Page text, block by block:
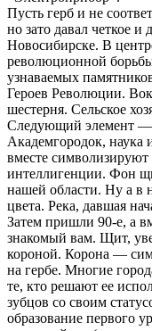
Пусть герб и не
но зато давал четкое и
Новосибирске. В
революционной
узнаваемых
Героев Революции.
шестерня. Сельское
Следующий элемент —
Академгородок, наука
вместе символизируют
интеллигенции. Фон
нашей области. Ну а в
цвета. Река, давшая
Затем пришли 90-е, а
знакомый вам. Щит,
короной. Корона —
на гербе. Многие
те, кто решают ее
зубцов со своим
образование первого